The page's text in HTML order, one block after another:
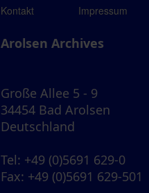
Kontakt Impressum
Arolsen Archives
Große Allee 5 - 9
34454 Bad Arolsen
Deutschland
Tel: +49 (0)5691 629-0
Fax: +49 (0)5691 629-501